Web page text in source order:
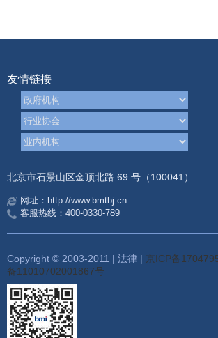
友情链接
北京市石景山区金顶北路 69 号（100041）
网址：http://www.bmtbj.cn
客服热线：400-0330-789
Copyright © 2003-2011 | 法律 | 京ICP备
备11010702001867号